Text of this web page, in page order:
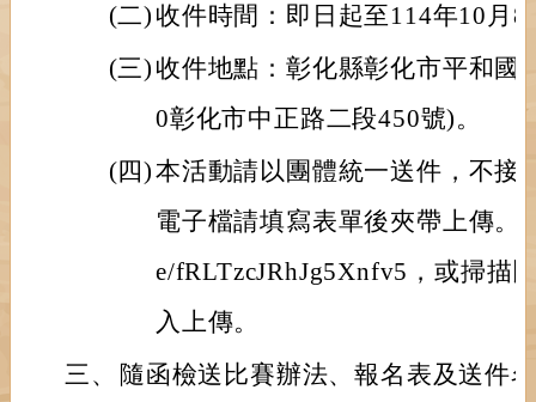
(二) 收件時間：即日起至114年10月
(三) 收件地點：彰化縣彰化市平和國
0彰化市中正路二段450號)。
(四)本活動請以團體統一送件，不接
電子檔請填寫表單後夾帶上傳。
e/fRLTzcJRhJg5Xnfv5，或掃描
入上傳。
三、
隨函檢送比賽辦法、報名表及送件